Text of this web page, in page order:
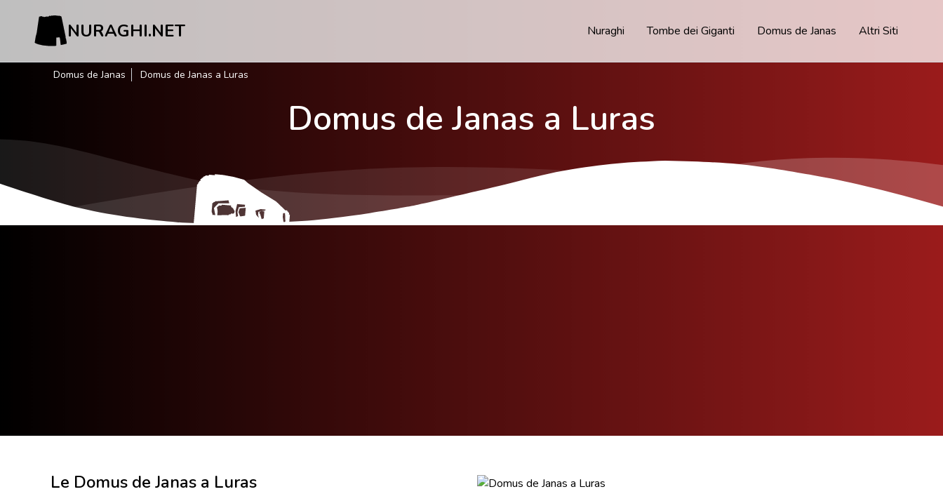
NURAGHI.NET Nuraghi Tombe dei Giganti Domus de Janas Altri Siti
Domus de Janas Domus de Janas a Luras
Domus de Janas a Luras
Le Domus de Janas a Luras